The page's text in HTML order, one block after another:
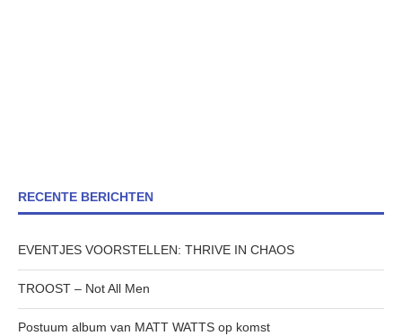
RECENTE BERICHTEN
EVENTJES VOORSTELLEN: THRIVE IN CHAOS
TROOST – Not All Men
Postuum album van MATT WATTS op komst